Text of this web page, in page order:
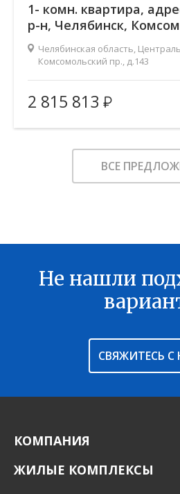
1- комн. квартира,
р-н, Челябинск,
д.143Челябинская область,
Комсомольский пр., д.143
Жилой комплекс:
Количество комнат:
Общая площадь:
В ИЗБРАННОЕ
2 815 813
ВСЕ
Не нашли
СВЯЖИТЕСЬ
КОМПАНИЯ
ЖИЛЫЕ КОМПЛЕКСЫ